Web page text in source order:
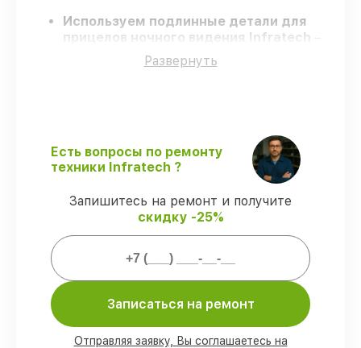
Используем подлинные детали для
прицелов ночного видения Infratech
только заводские запчасти для вашей
Соблюдаем сроки– ремонт прицелов
ночного видения Infratech в
Поддержка после ремонта– на все
виды работ и комплектующие для
предоставляется длительная гарантия.
Мы гарантируем:
80%заказов по ремонту проводятся в
Развернуть
Есть вопросы по ремонту
техники Infratech ?
Запишитесь на ремонт и получите
скидку -25%
Записаться на ремонт
Отправляя заявку, Вы соглашаетесь на